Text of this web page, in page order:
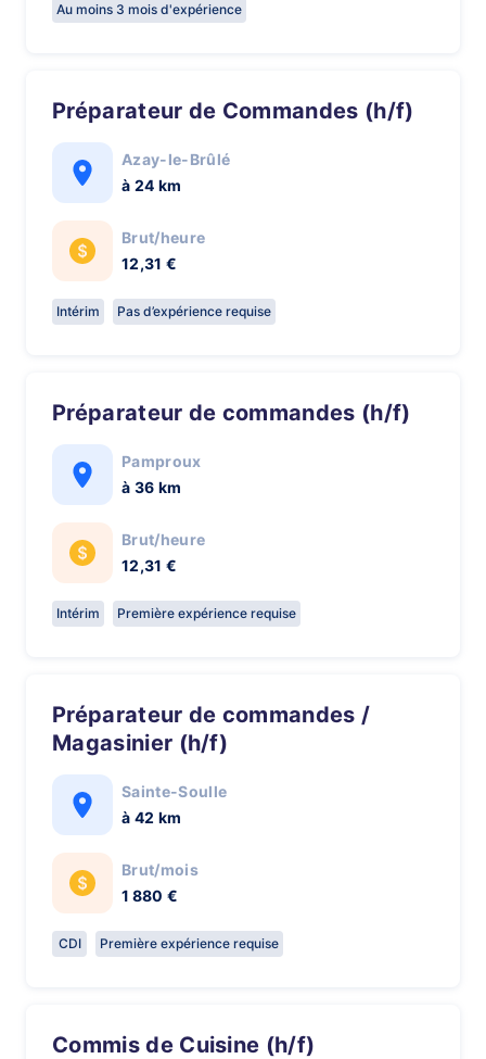
Au moins 3 mois d'expérience
Préparateur de Commandes (h/f)
Azay-le-Brûlé
à 24 km
Brut/heure
12,31 €
Intérim Pas d’expérience requise
Préparateur de commandes (h/f)
Pamproux
à 36 km
Brut/heure
12,31 €
Intérim Première expérience requise
Préparateur de commandes /
Magasinier (h/f)
Sainte-Soulle
à 42 km
Brut/mois
1 880 €
CDI Première expérience requise
Commis de Cuisine (h/f)